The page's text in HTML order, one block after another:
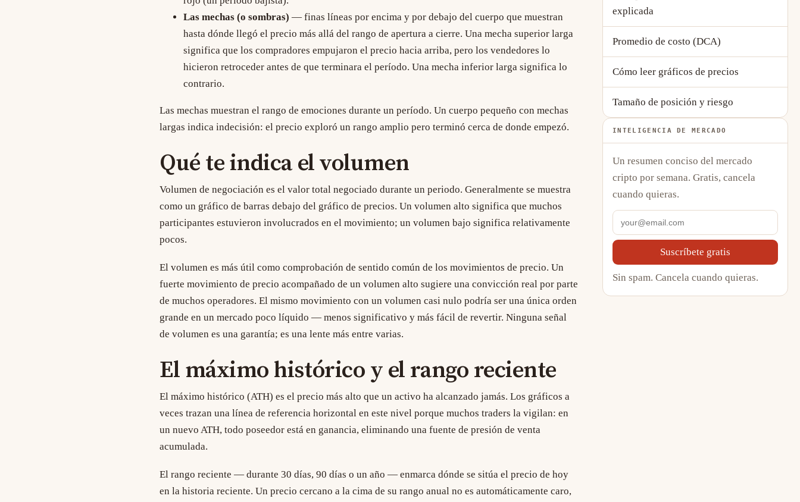
Las mechas (o sombras) — finas líneas por encima y por debajo del cuerpo que muestran
hasta dónde llegó el precio más allá del rango de apertura a cierre. Una mecha superior larga
significa que los compradores empujaron el precio hacia arriba, pero los vendedores lo
hicieron retroceder antes de que terminara el período. Una mecha inferior larga significa lo
contrario.
Las mechas muestran el rango de emociones durante un período. Un cuerpo pequeño con mechas
largas indica indecisión: el precio exploró un rango amplio pero terminó cerca de donde empezó.
Qué te indica el volumen
Volumen de negociación es el valor total negociado durante un periodo. Generalmente se muestra
como un gráfico de barras debajo del gráfico de precios. Un volumen alto significa que muchos
participantes estuvieron involucrados en el movimiento; un volumen bajo significa relativamente
pocos.
El volumen es más útil como comprobación de sentido común de los movimientos de precio. Un
fuerte movimiento de precio acompañado de un volumen alto sugiere una convicción real por parte
de muchos operadores. El mismo movimiento con un volumen casi nulo podría ser una única orden
grande en un mercado poco líquido — menos significativo y más fácil de revertir. Ninguna señal
de volumen es una garantía; es una lente más entre varias.
El máximo histórico y el rango reciente
El máximo histórico (ATH) es el precio más alto que un activo ha alcanzado jamás. Los gráficos a
veces trazan una línea de referencia horizontal en este nivel porque muchos traders la vigilan: en
un nuevo ATH, todo poseedor está en ganancia, eliminando una fuente de presión de venta
acumulada.
El rango reciente — durante 30 días, 90 días o un año — enmarca dónde se sitúa el precio de hoy
en la historia reciente. Un precio cercano a la cima de su rango anual no es automáticamente caro,
explicada
Promedio de costo (DCA)
Cómo leer gráficos de precios
Tamaño de posición y riesgo
INTELIGENCIA DE MERCADO
Un resumen conciso del mercado
cripto por semana. Gratis, cancela
cuando quieras.
Suscríbete gratis
Sin spam. Cancela cuando quieras.